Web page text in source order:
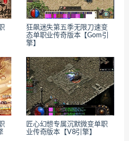
狂飙迷失第五季无限刀速变
态单职业传奇版本【Gom引
擎】
匠心幻想专属沉默微变单职
业传奇版本【V8引擎】